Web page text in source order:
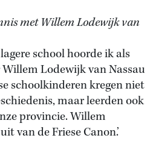
met Willem Lodewijk van
school hoorde ik als
Lodewijk van Nassau
schoolkinderen kregen niet
maar leerden ook
provincie. Willem
van de Friese Canon.’